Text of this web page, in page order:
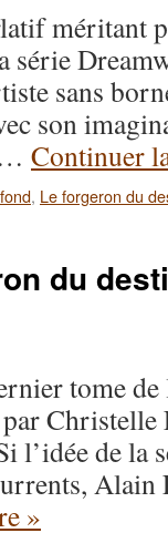
méritant
série
sans
son
Continuer
, Le forgeron du
du
tome
l’idée de la
»